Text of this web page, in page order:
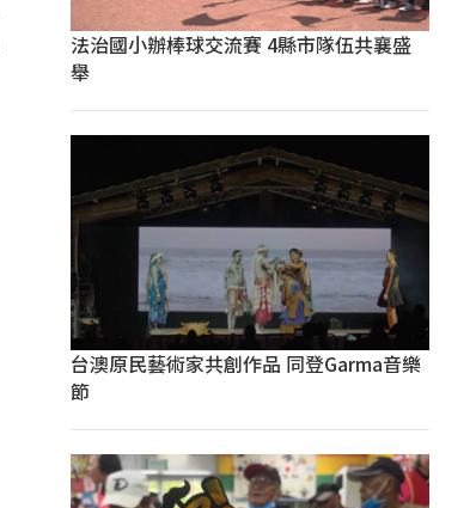
法治國小辦棒球交流賽 4縣市隊伍共襄盛
舉
台澳原民藝術家共創作品 同登Garma音樂
節